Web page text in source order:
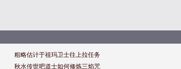
粗略估计于祖玛卫士往上拉任务
秋水传世吧道士如何修炼三焰咒